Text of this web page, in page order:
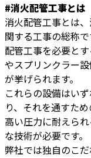
#消火配管工事とは
消火配管工事とは
関する工事の総称で
配管工事を必要と
やスプリンクラー
が挙げられます。
これらの設備はい
り、それを通すた
高い圧力に耐えら
な技術が必要です。
弊社では独自のこだ